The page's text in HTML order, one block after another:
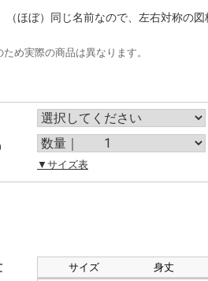
（ほぼ）同じ名前なので、左右対称の図
め実際の商品は異なります。
▼サイズ表
サイズ 身丈